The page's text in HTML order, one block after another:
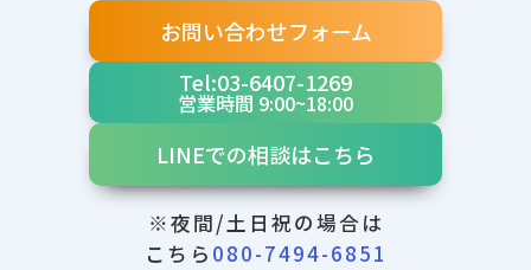
お問い合わせフォーム
Tel:03-6407-1269
営業時間 9:00~18:00
LINEでの相談はこちら
※夜間/土日祝の場合は
こちら 080-7494-6851